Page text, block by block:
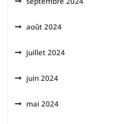
août 2024
juillet 2024
juin 2024
mai 2024